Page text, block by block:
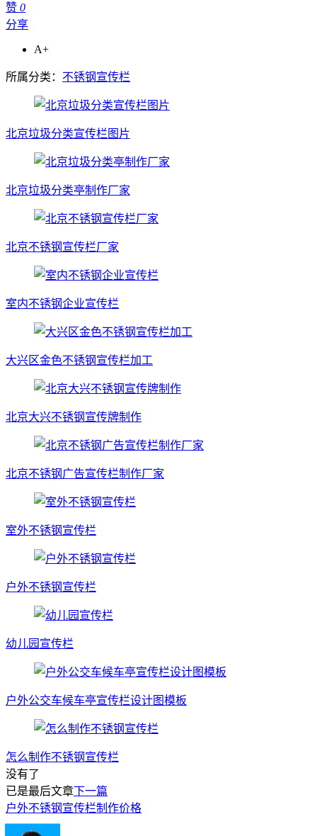
赞 0
分享
A+
所属分类： 不锈钢宣传栏
北京垃圾分类宣传栏图片
北京垃圾分类亭制作厂家
北京不锈钢宣传栏厂家
室内不锈钢企业宣传栏
大兴区金色不锈钢宣传栏加工
北京大兴不锈钢宣传牌制作
北京不锈钢广告宣传栏制作厂家
室外不锈钢宣传栏
户外不锈钢宣传栏
幼儿园宣传栏
户外公交车候车亭宣传栏设计图模板
怎么制作不锈钢宣传栏
没有了
已是最后文章下一篇
户外不锈钢宣传栏制作价格